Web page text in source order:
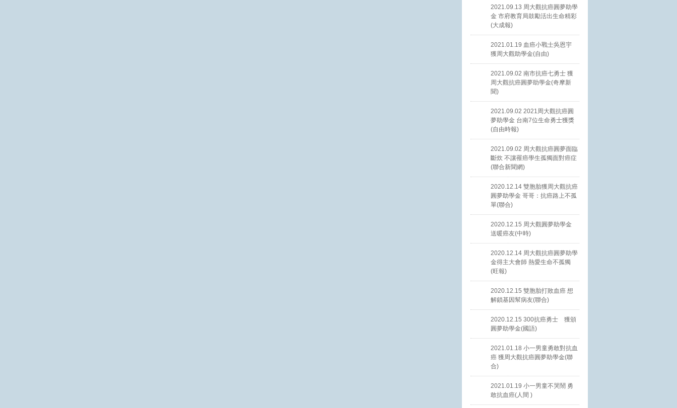
2021.09.13 周大觀抗癌圓夢助學
金 市府教育局鼓勵活出生命精彩
(大成報)
2021.01.19 血癌小戰士吳恩宇
獲周大觀助學金(自由)
2021.09.02 南市抗癌七勇士 獲
周大觀抗癌圓夢助學金(奇摩新
聞)
2021.09.02 2021周大觀抗癌圓
夢助學金 台南7位生命勇士獲獎
(自由時報)
2021.09.02 周大觀抗癌圓夢面臨
斷炊 不讓罹癌學生孤獨面對癌症
(聯合新聞網)
2020.12.14 雙胞胎獲周大觀抗癌
圓夢助學金 哥哥：抗癌路上不孤
單(聯合)
2020.12.15 周大觀圓夢助學金
送暖癌友(中時)
2020.12.14 周大觀抗癌圓夢助學
金得主大會師 熱愛生命不孤獨
(旺報)
2020.12.15 雙胞胎打敗血癌 想
解鎖基因幫病友(聯合)
2020.12.15 300抗癌勇士 獲頒
圓夢助學金(國語)
2021.01.18 小一男童勇敢對抗血
癌 獲周大觀抗癌圓夢助學金(聯
合)
2021.01.19 小一男童不哭鬧 勇
敢抗血癌(人間 )